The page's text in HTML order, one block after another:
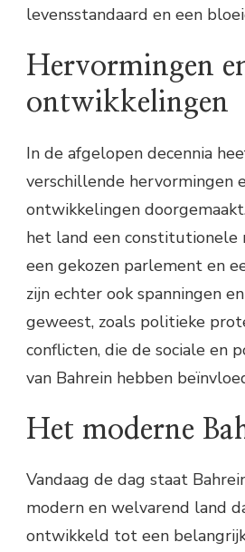
levensstandaard en een
Hervormingen
ontwikkelingen
In de afgelopen decennia
verschillende hervormingen
ontwikkelingen
het land een constitutionele
een gekozen parlement en
zijn echter ook spanningen
geweest, zoals politieke
conflicten, die de sociale en
van Bahrein hebben
Het moderne
Vandaag de dag staat
modern en welvarend land
ontwikkeld tot een